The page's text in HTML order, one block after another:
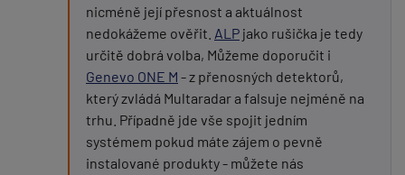
nicméně její přesnost a aktuálnost
nedokážeme ověřit. ALP jako rušička je tedy
určitě dobrá volba, Můžeme doporučit i
Genevo ONE M - z přenosných detektorů,
který zvládá Multaradar a falsuje nejméně na
trhu. Případně jde vše spojit jedním
systémem pokud máte zájem o pevně
instalované produkty - můžete nás